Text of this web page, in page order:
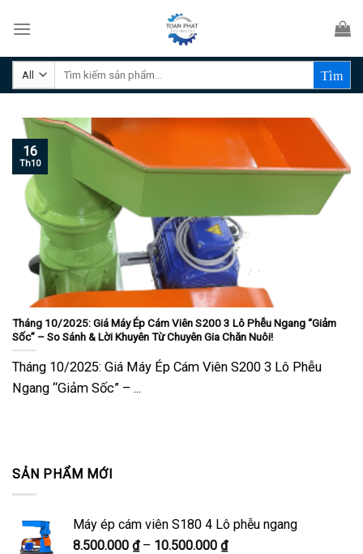
Tìm
SẢN PHẨM MỚI
Máy ép cám viên S180 4 Lô phễu ngang
8.500.000 ₫ – 10.500.000 ₫Khoảng
Tháng 10/2025: Giá Máy Ép Cám Viên S200 3 Lô Phễu Ngang “Giảm
Sốc” – So Sánh & Lời Khuyên Từ Chuyên Gia Chăn Nuôi!
Tháng 10/2025: Giá Máy Ép Cám Viên S200 3 Lô Phễu
Ngang “Giảm Sốc” – ...
16
Th10